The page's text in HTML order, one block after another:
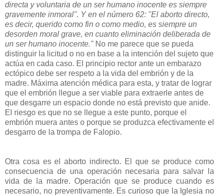
directa y voluntaria de un ser humano inocente es siempre
gravemente inmoral". Y en el número 62: "El aborto directo,
es decir, querido como fin o como medio, es siempre un
desorden moral grave, en cuanto eliminación deliberada de
un ser humano inocente." No me parece que se pueda
distinguir la licitud o no en base a la intención del sujeto que
actúa en cada caso. El principio rector ante un embarazo
ectópico debe ser respeto a la vida del embrión y de la
madre. Máxima atención médica para esta, y tratar de lograr
que el embrión llegue a ser viable para extraerle antes de
que desgarre un espacio donde no está previsto que anide.
El riesgo es que no se llegue a este punto, porque el
embrión muera antes o porque se produzca efectivamente el
desgarro de la trompa de Falopio.
Otra cosa es el aborto indirecto. El que se produce como
consecuencia de una operación necesaria para salvar la
vida de la madre. Operación que se produce cuando es
necesario, no preventivamente. Es curioso que la Iglesia no